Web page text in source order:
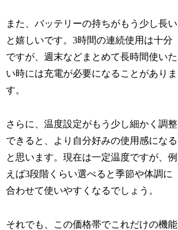
また、バッテリーの持ちがもう少し長い
と嬉しいです。3時間の連続使用は十分
ですが、週末などまとめて長時間使いた
い時には充電が必要になることがありま
す。
さらに、温度設定がもう少し細かく調整
できると、より自分好みの使用感になる
と思います。現在は一定温度ですが、例
えば3段階くらい選べると季節や体調に
合わせて使いやすくなるでしょう。
それでも、この価格帯でこれだけの機能